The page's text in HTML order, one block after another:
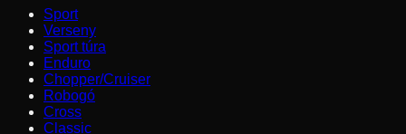
Sport
Verseny
Sport túra
Enduro
Chopper/Cruiser
Robogó
Cross
Classic